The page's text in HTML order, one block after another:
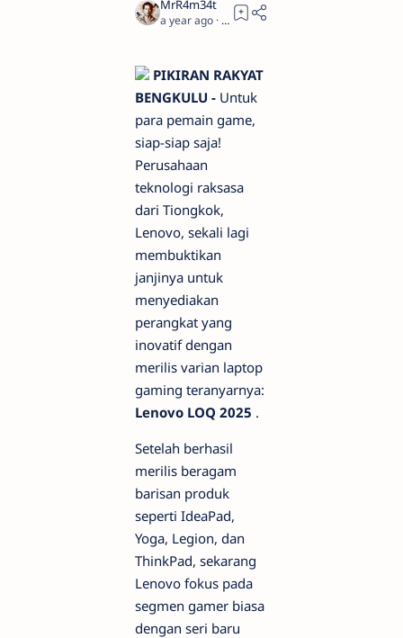
a year ago 4
PIKIRAN RAKYAT
BENGKULU - Untuk
para pemain game,
siap-siap saja!
Perusahaan
teknologi raksasa
dari Tiongkok,
Lenovo, sekali lagi
membuktikan
janjinya untuk
menyediakan
perangkat yang
inovatif dengan
merilis varian laptop
gaming teranyarnya:
Lenovo LOQ 2025 .
Setelah berhasil
merilis beragam
barisan produk
seperti IdeaPad,
Yoga, Legion, dan
ThinkPad, sekarang
Lenovo fokus pada
segmen gamer biasa
dengan seri baru